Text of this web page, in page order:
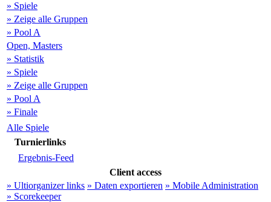
» Spiele
» Zeige alle Gruppen
» Pool A
Open, Masters
» Statistik
» Spiele
» Zeige alle Gruppen
» Pool A
» Finale
Alle Spiele
Turnierlinks
Ergebnis-Feed
Client access
» Ultiorganizer links » Daten exportieren » Mobile Administration
» Scorekeeper